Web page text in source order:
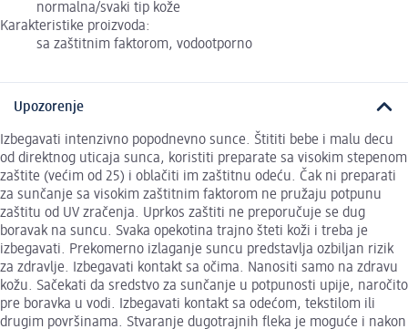
normalna/svaki tip kože
Karakteristike proizvoda:
sa zaštitnim faktorom, vodootporno
Upozorenje
Izbegavati intenzivno popodnevno sunce. Štititi bebe i malu decu
od direktnog uticaja sunca, koristiti preparate sa visokim stepenom
zaštite (većim od 25) i oblačiti im zaštitnu odeću. Čak ni preparati
za sunčanje sa visokim zaštitnim faktorom ne pružaju potpunu
zaštitu od UV zračenja. Uprkos zaštiti ne preporučuje se dug
boravak na suncu. Svaka opekotina trajno šteti koži i treba je
izbegavati. Prekomerno izlaganje suncu predstavlja ozbiljan rizik
za zdravlje. Izbegavati kontakt sa očima. Nanositi samo na zdravu
kožu. Sačekati da sredstvo za sunčanje u potpunosti upije, naročito
pre boravka u vodi. Izbegavati kontakt sa odećom, tekstilom ili
drugim površinama. Stvaranje dugotrajnih fleka je moguće i nakon